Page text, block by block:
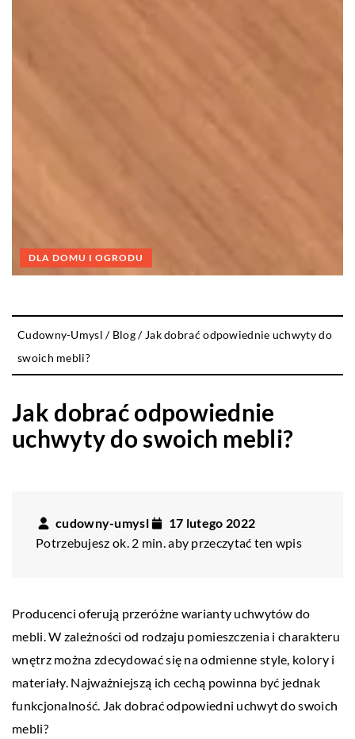
DLA DOMU I OGRODU
Cudowny-Umysl / Blog/Jak dobrać odpowiednie uchwyty do
swoich mebli?
Jak dobrać odpowiednie
uchwyty do swoich mebli?
cudowny-umysl
17 lutego 2022
Potrzebujesz ok. 2 min. aby przeczytać ten wpis
Producenci oferują przeróżne warianty uchwytów do
mebli. W zależności od rodzaju pomieszczenia i charakteru
wnętrz można zdecydować się na odmienne style, kolory i
materiały. Najważniejszą ich cechą powinna być jednak
funkcjonalność. Jak dobrać odpowiedni uchwyt do swoich
mebli?